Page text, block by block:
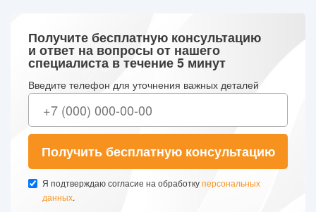
Получите бесплатную консультацию
и ответ на вопросы от нашего
специалиста в течение 5 минут
Введите телефон для уточнения важных деталей
Получить бесплатную консультацию
Я подтверждаю согласие на обработкуперсональных
данных.